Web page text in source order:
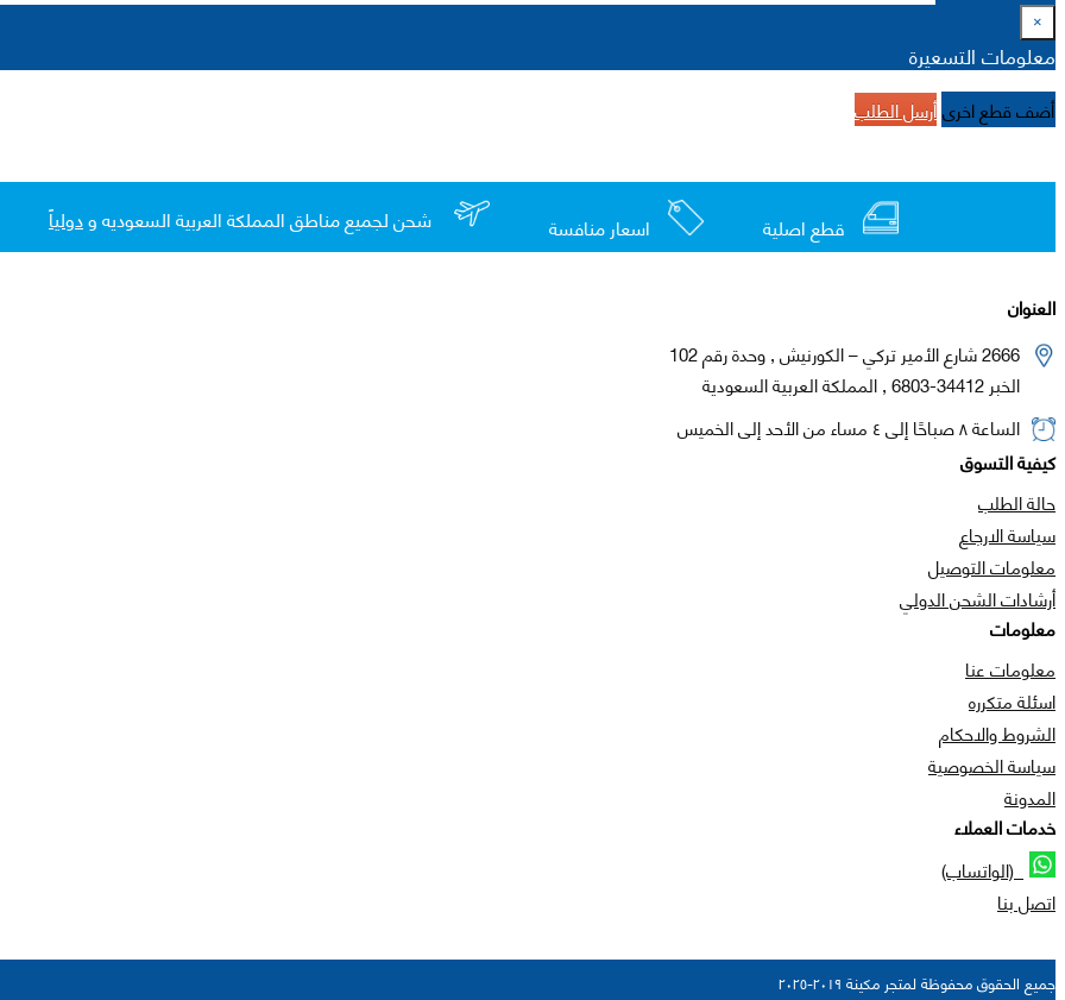
×
معلومات التسعيرة
أضف قطع اخرىأرسل الطلب
قطع اصلية اسعار منافسة شحن لجميع مناطق المملكة العربية السعوديه ودولياً
العنوان
2666 شارع الأمير تركي – الكورنيش , وحدة رقم 102
الخبر 34412-6803 , المملكة العربية السعودية
الساعة ٨ صباحًا إلى ٤ مساء من الأحد إلى الخميس
كيفية التسوق
حالة الطلب
سياسة الارجاع
معلومات التوصيل
أرشادات الشحن الدولي
معلومات
معلومات عنا
اسئلة متكرره
الشروط والاحكام
سياسة الخصوصية
المدونة
خدمات العملاء
(الواتساب)
اتصل بنا
جميع الحقوق محفوظة لمتجر مكينة ٢٠١٩-٢٠٢٥